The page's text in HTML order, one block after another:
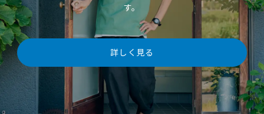
す。
詳しく見る